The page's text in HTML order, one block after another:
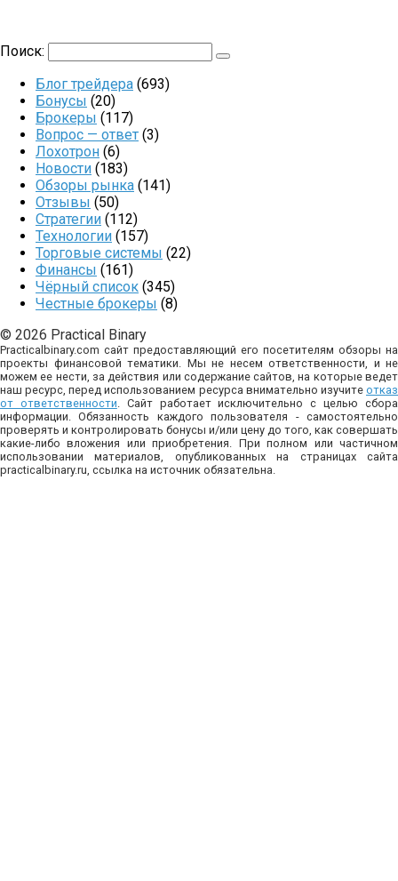
Поиск:
Блог трейдера (693)
Бонусы (20)
Брокеры (117)
Вопрос — ответ (3)
Лохотрон (6)
Новости (183)
Обзоры рынка (141)
Отзывы (50)
Стратегии (112)
Технологии (157)
Торговые системы (22)
Финансы (161)
Чёрный список (345)
Честные брокеры (8)
© 2026 Practical Binary
Practicalbinary.com сайт предоставляющий его посетителям обзоры на
проекты финансовой тематики. Мы не несем ответственности, и не
можем ее нести, за действия или содержание сайтов, на которые ведет
наш ресурс, перед использованием ресурса внимательно изучите отказ
от ответственности . Сайт работает исключительно с целью сбора
информации. Обязанность каждого пользователя - самостоятельно
проверять и контролировать бонусы и/или цену до того, как совершать
какие-либо вложения или приобретения. При полном или частичном
использовании материалов, опубликованных на страницах сайта
practicalbinary.ru, ссылка на источник обязательна.